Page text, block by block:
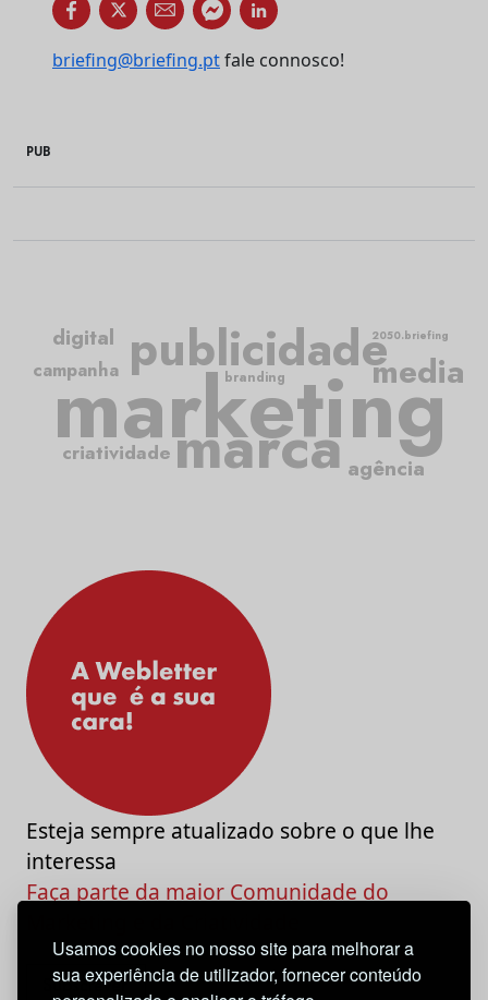
Usamos cookies no nosso site para melhorar a
sua experiência de utilizador, fornecer conteúdo
briefing@briefing.ptfale connosco!
PUB
marketing
publicidade
marca
criatividade
campanha media
agência
digital 2050.briefing
branding
Esteja sempre atualizado sobre o que lhe
interessa
Faça parte da maior Comunidade do